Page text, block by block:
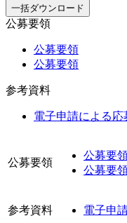
一括ダウンロード
公募要領
公募要領
公募要領
参考資料
電子申請による応
公募要領
公募要
公募要
参考資料 電子申